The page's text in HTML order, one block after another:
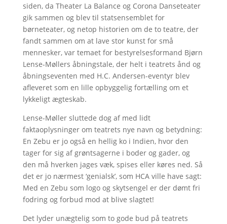
siden, da Theater La Balance og Corona Danseteater
gik sammen og blev til statsensemblet for
børneteater, og netop historien om de to teatre, der
fandt sammen om at lave stor kunst for små
mennesker, var temaet for bestyrelsesformand Bjørn
Lense-Møllers åbningstale, der helt i teatrets ånd og
åbningseventen med H.C. Andersen-eventyr blev
afleveret som en lille opbyggelig fortælling om et
lykkeligt ægteskab.
Lense-Møller sluttede dog af med lidt
faktaoplysninger om teatrets nye navn og betydning:
En Zebu er jo også en hellig ko i Indien, hvor den
tager for sig af grøntsagerne i boder og gader, og
den må hverken jages væk, spises eller køres ned. Så
det er jo nærmest ‘genialsk’, som HCA ville have sagt:
Med en Zebu som logo og skytsengel er der dømt fri
fodring og forbud mod at blive slagtet!
Det lyder unægtelig som to gode bud på teatrets